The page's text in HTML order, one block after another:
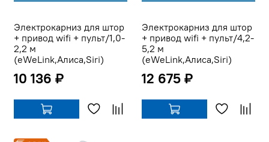
Электрокарниз для штор
+ привод wifi + пульт/1,0-
2,2 м
(eWeLink,Алиса,Siri)
10 136 ₽
Электрокарниз для штор
+ привод wifi + пульт/4,2-
5,2 м
(eWeLink,Алиса,Siri)
12 675 ₽